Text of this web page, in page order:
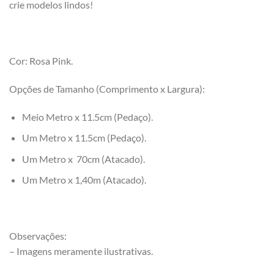
crie modelos lindos!
Cor: Rosa Pink.
Opções de Tamanho (Comprimento x Largura):
Meio Metro x 11.5cm (Pedaço).
Um Metro x 11.5cm (Pedaço).
Um Metro x 70cm (Atacado).
Um Metro x 1,40m (Atacado).
Observações:
– Imagens meramente ilustrativas.